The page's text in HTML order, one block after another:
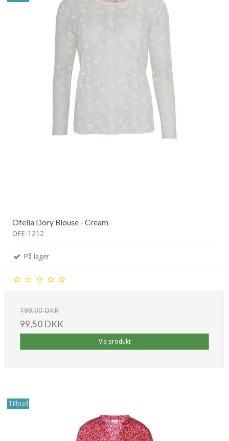
Ofelia Dory Blouse - Cream
OFE-1212
På lager
199,00 DKK
99,50 DKK
Vis produkt
Tilbud